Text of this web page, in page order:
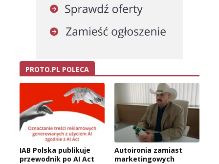
PROTO.PL POLECA
IAB Polska publikuje
przewodnik po AI Act
Autoironia zamiast
marketingowych